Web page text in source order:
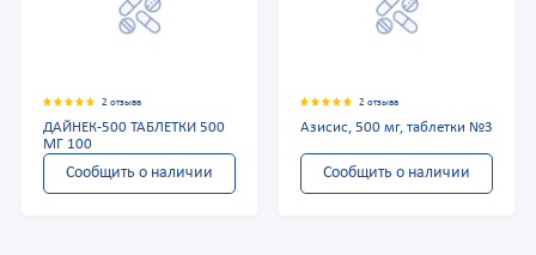
2 отзыва
ДАЙНЕК-500 ТАБЛЕТКИ 500
МГ 100
Сообщить о наличии
2 отзыва
Азисис, 500 мг, таблетки №3
Сообщить о наличии